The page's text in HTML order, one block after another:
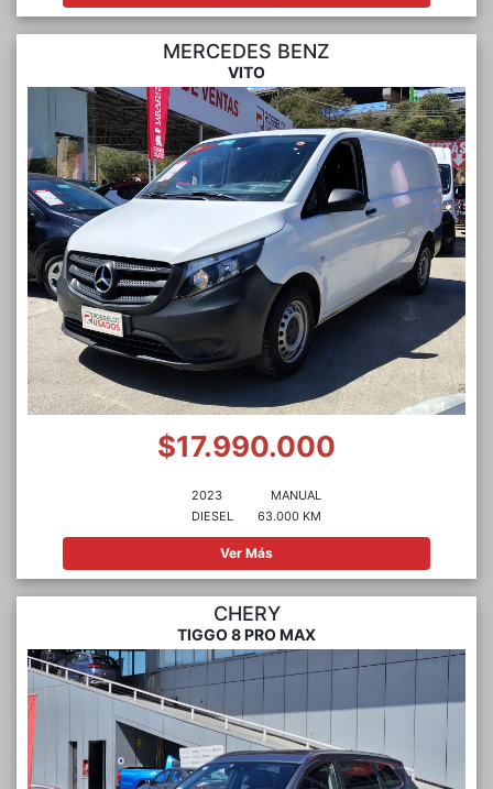
MERCEDES BENZ
VITO
$17.990.000
2023
DIESEL
MANUAL
63.000 KM
Ver Más
CHERY
TIGGO 8 PRO MAX